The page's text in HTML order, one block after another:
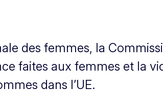
des femmes, la
faites aux femmes et la
dans l’UE.